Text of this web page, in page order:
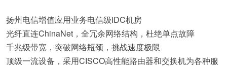
扬州电信增值应用业务电信级IDC机房
光纤直连ChinaNet，全冗余网络结构，杜绝单点故障
千兆级带宽，突破网络瓶颈，挑战速度极限
顶级一流设备，采用CISCO高性能路由器和交换机为各种服